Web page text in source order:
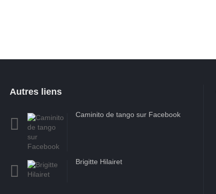
Autres liens
Caminito de tango sur Facebook
Brigitte Hilairet